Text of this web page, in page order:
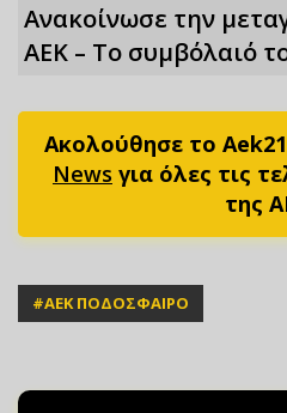
Ανακοίνωσε την
ΑΕΚ – Το συμβόλαιό
Ακολούθησε το
News για όλες τις
της
#ΑΕΚ ΠΟΔΟΣΦΑΙΡΟ